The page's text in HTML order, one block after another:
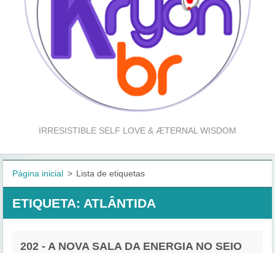
IRRESISTIBLE SELF LOVE & ÆTERNAL WISDOM
Página inicial > Lista de etiquetas
ETIQUETA: ATLÂNTIDA
202 - A NOVA SALA DA ENERGIA NO SEIO